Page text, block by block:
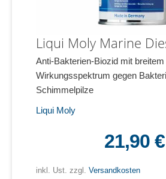
Liqui Moly Marine
Anti-Bakterien-Biozid mit breitem
Wirkungsspektrum gegen
Schimmelpilze
Liqui Moly
21,90 €
inkl. Ust. zzgl. Versandkosten